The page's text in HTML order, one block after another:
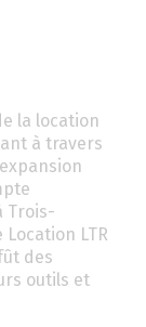
la location
à travers
Trois-
Location LTR
des
outils et